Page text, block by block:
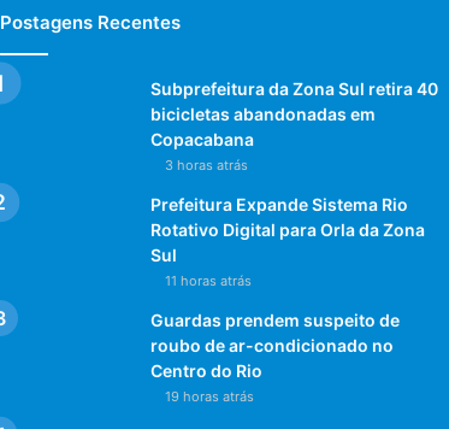
Postagens Recentes
Subprefeitura da Zona Sul retira 40
bicicletas abandonadas em
Copacabana
3 horas atrás
Prefeitura Expande Sistema Rio
Rotativo Digital para Orla da Zona
Sul
11 horas atrás
Guardas prendem suspeito de
roubo de ar-condicionado no
Centro do Rio
19 horas atrás